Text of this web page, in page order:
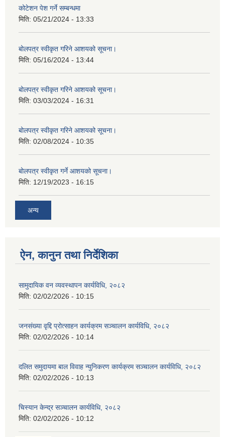
कोटेशन पेश गर्ने सम्बन्धमा
मिति: 05/21/2024 - 13:33
बोलपत्र स्वीकृत गरिने आशयको सूचना।
मिति: 05/16/2024 - 13:44
बोलपत्र स्वीकृत गरिने आशयको सूचना।
मिति: 03/03/2024 - 16:31
बोलपत्र स्वीकृत गरिने आशयको सूचना।
मिति: 02/08/2024 - 10:35
बोलपत्र स्वीकृत गर्ने आशयको सूचना।
मिति: 12/19/2023 - 16:15
अन्य
ऐन, कानुन तथा निर्देशिका
सामुदायिक वन व्यवस्थापन कार्यविधि, २०८२
मिति: 02/02/2026 - 10:15
जनसंख्या वृद्दि प्रोत्साहन कार्यक्रम सञ्‍चालन कार्यविधि, २०८२
मिति: 02/02/2026 - 10:14
दलित समुदायमा बाल विवाह न्युनिकरण कार्यक्रम सञ्‍चालन कार्यविधि, २०८२
मिति: 02/02/2026 - 10:13
चिस्यान केन्द्र सञ्‍चालन कार्यविधि, २०८२
मिति: 02/02/2026 - 10:12